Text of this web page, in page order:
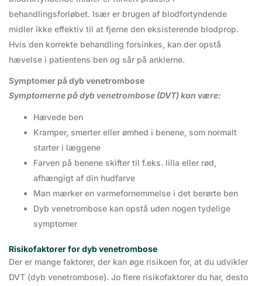
behandlingsforløbet. Især er brugen af blodfortyndende
midler ikke effektiv til at fjerne den eksisterende blodprop.
Hvis den korrekte behandling forsinkes, kan der opstå
hævelse i patientens ben og sår på anklerne.
Symptomer på dyb venetrombose
Symptomerne på dyb venetrombose (DVT) kan være:
Hævede ben
Kramper, smerter eller ømhed i benene, som normalt
starter i læggene
Farven på benene skifter til f.eks. lilla eller rød,
afhængigt af din hudfarve
Man mærker en varmefornemmelse i det berørte ben
Dyb venetrombose kan opstå uden nogen tydelige
symptomer
Risikofaktorer for dyb venetrombose
Der er mange faktorer, der kan øge risikoen for, at du udvikler
DVT (dyb venetrombose). Jo flere risikofaktorer du har, desto